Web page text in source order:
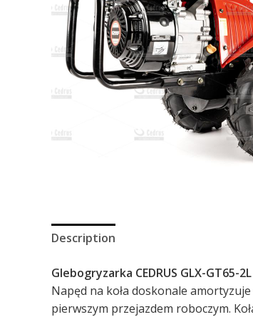
Description
Glebogryzarka CEDRUS GLX-GT65-2L
Napęd na koła doskonale
pierwszym przejazdem roboczym.